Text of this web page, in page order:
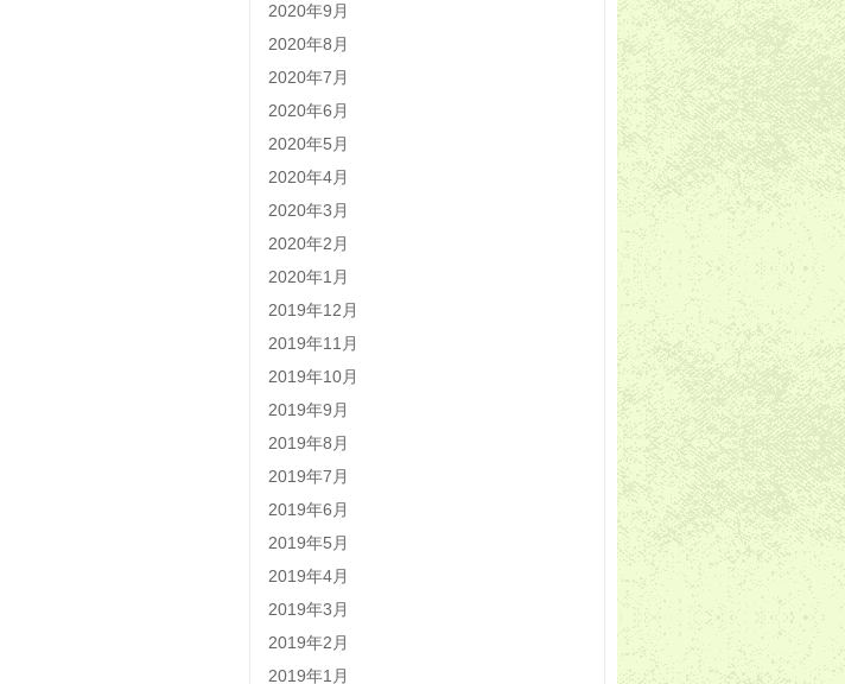
2020年9月
2020年8月
2020年7月
2020年6月
2020年5月
2020年4月
2020年3月
2020年2月
2020年1月
2019年12月
2019年11月
2019年10月
2019年9月
2019年8月
2019年7月
2019年6月
2019年5月
2019年4月
2019年3月
2019年2月
2019年1月